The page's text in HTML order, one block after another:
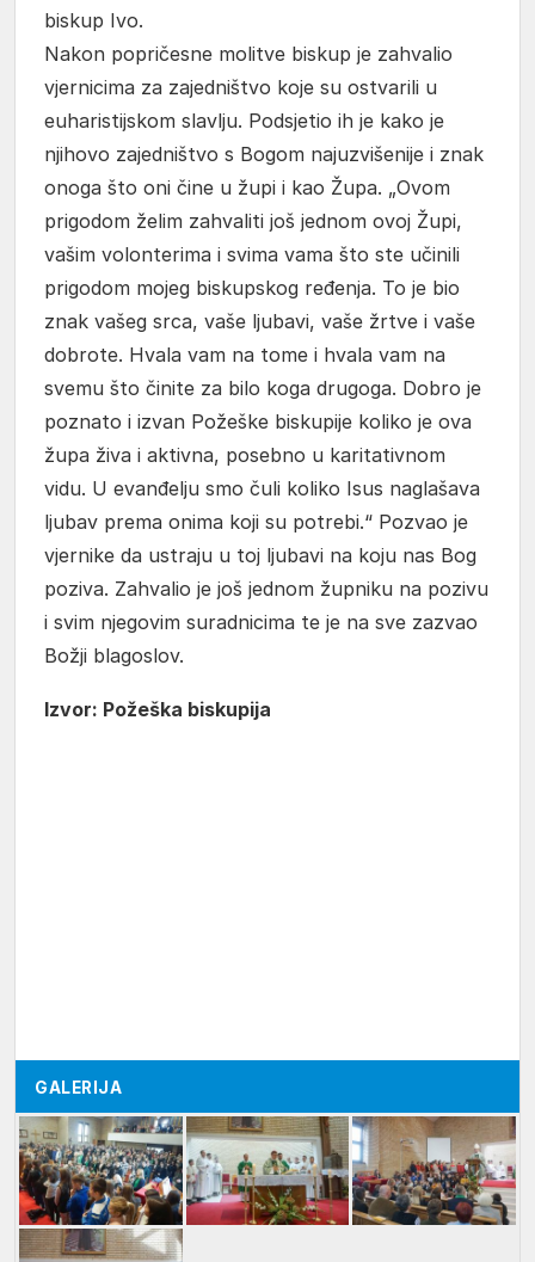
biskup Ivo.
Nakon popričesne molitve biskup je zahvalio
vjernicima za zajedništvo koje su ostvarili u
euharistijskom slavlju. Podsjetio ih je kako je
njihovo zajedništvo s Bogom najuzvišenije i znak
onoga što oni čine u župi i kao Župa. „Ovom
prigodom želim zahvaliti još jednom ovoj Župi,
vašim volonterima i svima vama što ste učinili
prigodom mojeg biskupskog ređenja. To je bio
znak vašeg srca, vaše ljubavi, vaše žrtve i vaše
dobrote. Hvala vam na tome i hvala vam na
svemu što činite za bilo koga drugoga. Dobro je
poznato i izvan Požeške biskupije koliko je ova
župa živa i aktivna, posebno u karitativnom
vidu. U evanđelju smo čuli koliko Isus naglašava
ljubav prema onima koji su potrebi.“ Pozvao je
vjernike da ustraju u toj ljubavi na koju nas Bog
poziva. Zahvalio je još jednom župniku na pozivu
i svim njegovim suradnicima te je na sve zazvao
Božji blagoslov.
Izvor: Požeška biskupija
GALERIJA